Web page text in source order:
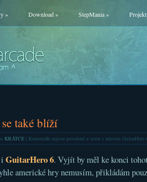
» Download» StepMania»
také blíží
KRÁTCE| Komentáře nejsou povolenéu textu s názvem GuitarHero
i GuitarHero 6. Vyjít by měl ke konci
americké hry nemusím, přikládám